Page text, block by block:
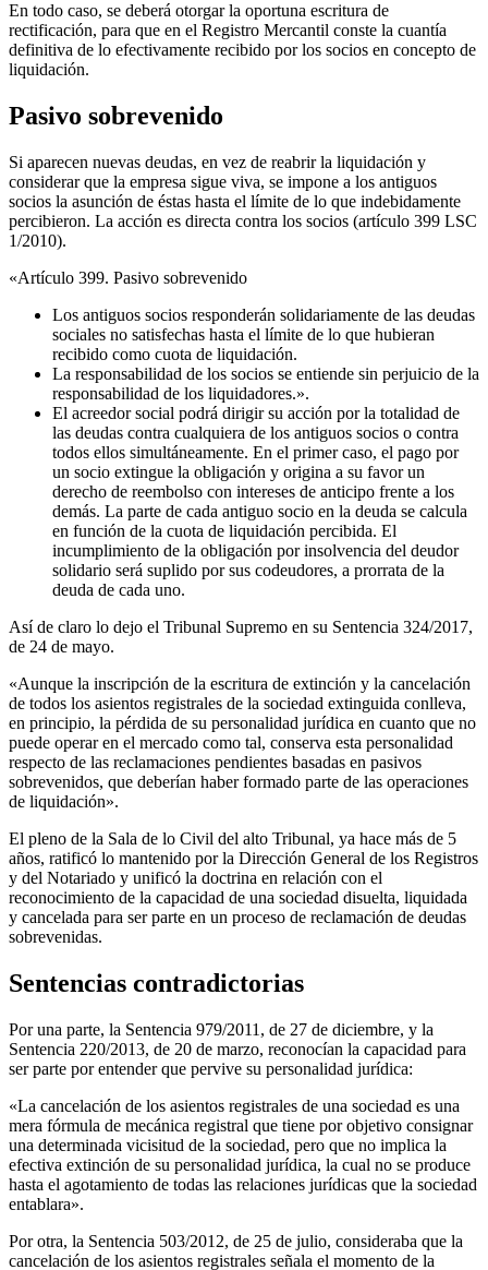
En todo caso, se deberá otorgar la oportuna escritura de
rectificación, para que en el Registro Mercantil conste la cuantía
definitiva de lo efectivamente recibido por los socios en concepto de
liquidación.
Pasivo sobrevenido
Si aparecen nuevas deudas, en vez de reabrir la liquidación y
considerar que la empresa sigue viva, se impone a los antiguos
socios la asunción de éstas hasta el límite de lo que indebidamente
percibieron. La acción es directa contra los socios (artículo 399 LSC
1/2010).
«Artículo 399. Pasivo sobrevenido
Los antiguos socios responderán solidariamente de las deudas
sociales no satisfechas hasta el límite de lo que hubieran
recibido como cuota de liquidación.
La responsabilidad de los socios se entiende sin perjuicio de la
responsabilidad de los liquidadores.».
El acreedor social podrá dirigir su acción por la totalidad de
las deudas contra cualquiera de los antiguos socios o contra
todos ellos simultáneamente. En el primer caso, el pago por
un socio extingue la obligación y origina a su favor un
derecho de reembolso con intereses de anticipo frente a los
demás. La parte de cada antiguo socio en la deuda se calcula
en función de la cuota de liquidación percibida. El
incumplimiento de la obligación por insolvencia del deudor
solidario será suplido por sus codeudores, a prorrata de la
deuda de cada uno.
Así de claro lo dejo el Tribunal Supremo en su Sentencia 324/2017,
de 24 de mayo.
«Aunque la inscripción de la escritura de extinción y la cancelación
de todos los asientos registrales de la sociedad extinguida conlleva,
en principio, la pérdida de su personalidad jurídica en cuanto que no
puede operar en el mercado como tal, conserva esta personalidad
respecto de las reclamaciones pendientes basadas en pasivos
sobrevenidos, que deberían haber formado parte de las operaciones
de liquidación».
El pleno de la Sala de lo Civil del alto Tribunal, ya hace más de 5
años, ratificó lo mantenido por la Dirección General de los Registros
y del Notariado y unificó la doctrina en relación con el
reconocimiento de la capacidad de una sociedad disuelta, liquidada
y cancelada para ser parte en un proceso de reclamación de deudas
sobrevenidas.
Sentencias contradictorias
Por una parte, la Sentencia 979/2011, de 27 de diciembre, y la
Sentencia 220/2013, de 20 de marzo, reconocían la capacidad para
ser parte por entender que pervive su personalidad jurídica:
«La cancelación de los asientos registrales de una sociedad es una
mera fórmula de mecánica registral que tiene por objetivo consignar
una determinada vicisitud de la sociedad, pero que no implica la
efectiva extinción de su personalidad jurídica, la cual no se produce
hasta el agotamiento de todas las relaciones jurídicas que la sociedad
entablara».
Por otra, la Sentencia 503/2012, de 25 de julio, consideraba que la
cancelación de los asientos registrales señala el momento de la